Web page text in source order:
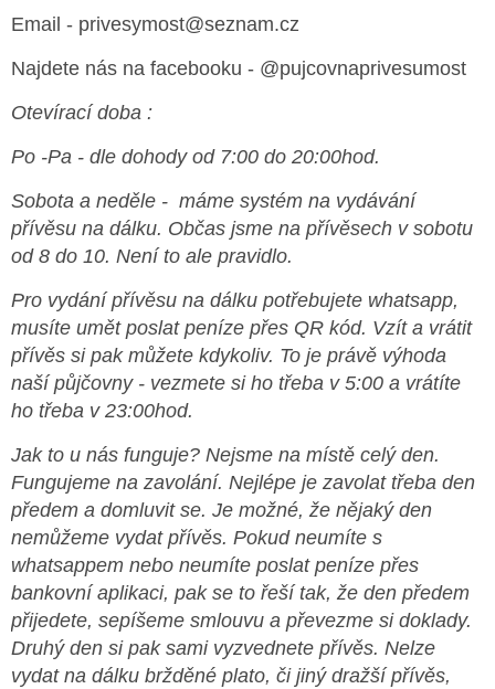
Email - privesymost@seznam.cz
Najdete nás na facebooku - @pujcovnaprivesumost
Otevírací doba :
Po -Pa - dle dohody od 7:00 do 20:00hod.
Sobota a neděle - máme systém na vydávání
přívěsu na dálku. Občas jsme na přívěsech v sobotu
od 8 do 10. Není to ale pravidlo.
Pro vydání přívěsu na dálku potřebujete whatsapp,
musíte umět poslat peníze přes QR kód. Vzít a vrátit
přívěs si pak můžete kdykoliv. To je právě výhoda
naší půjčovny - vezmete si ho třeba v 5:00 a vrátíte
ho třeba v 23:00hod.
Jak to u nás funguje? Nejsme na místě celý den.
Fungujeme na zavolání. Nejlépe je zavolat třeba den
předem a domluvit se. Je možné, že nějaký den
nemůžeme vydat přívěs. Pokud neumíte s
whatsappem nebo neumíte poslat peníze přes
bankovní aplikaci, pak se to řeší tak, že den předem
přijedete, sepíšeme smlouvu a převezme si doklady.
Druhý den si pak sami vyzvednete přívěs. Nelze
vydat na dálku bržděné plato, či jiný dražší přívěs,